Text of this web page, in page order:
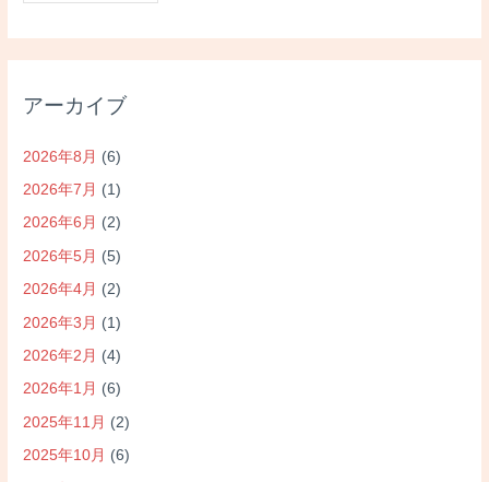
アーカイブ
2026年8月 (6)
2026年7月 (1)
2026年6月 (2)
2026年5月 (5)
2026年4月 (2)
2026年3月 (1)
2026年2月 (4)
2026年1月 (6)
2025年11月 (2)
2025年10月 (6)